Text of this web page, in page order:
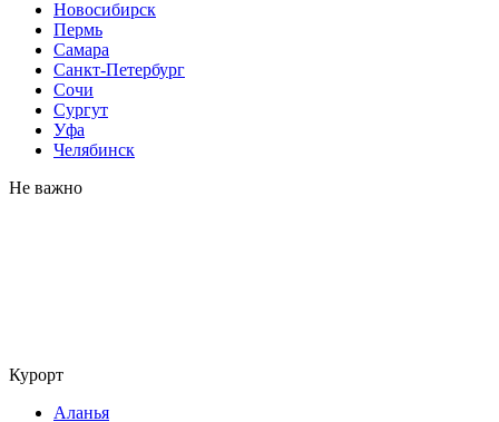
Новосибирск
Пермь
Самара
Санкт-Петербург
Сочи
Сургут
Уфа
Челябинск
Не важно
Курорт
Аланья